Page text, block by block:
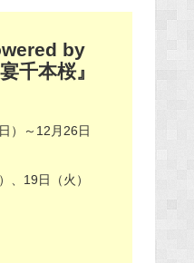
by
千本桜』
）～12月26日
、19日（火）